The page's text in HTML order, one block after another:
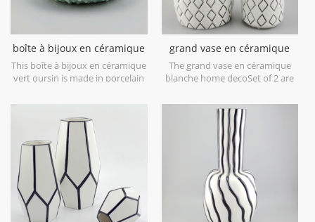
boîte à bijoux en céramique
vert oursin
This boîte à bijoux en céramique
vert oursin is made in porcelain
used for jewelry storage or dry
food and goods. Microwave safe
and food safe.
grand vase en céramique
blanche home deco
The grand vase en céramique
blanche home decoSet of 2 are
porcelain,is snow white with
transparent glaze on the
surface,different from the white
glaze finish. Is much more
beautiful,precious and high
value.